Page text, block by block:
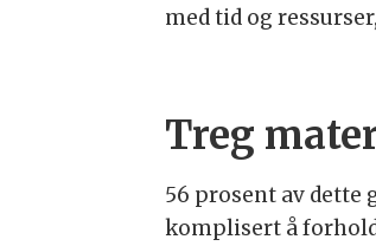
med tid og
Treg
56 prosent av
komplisert å